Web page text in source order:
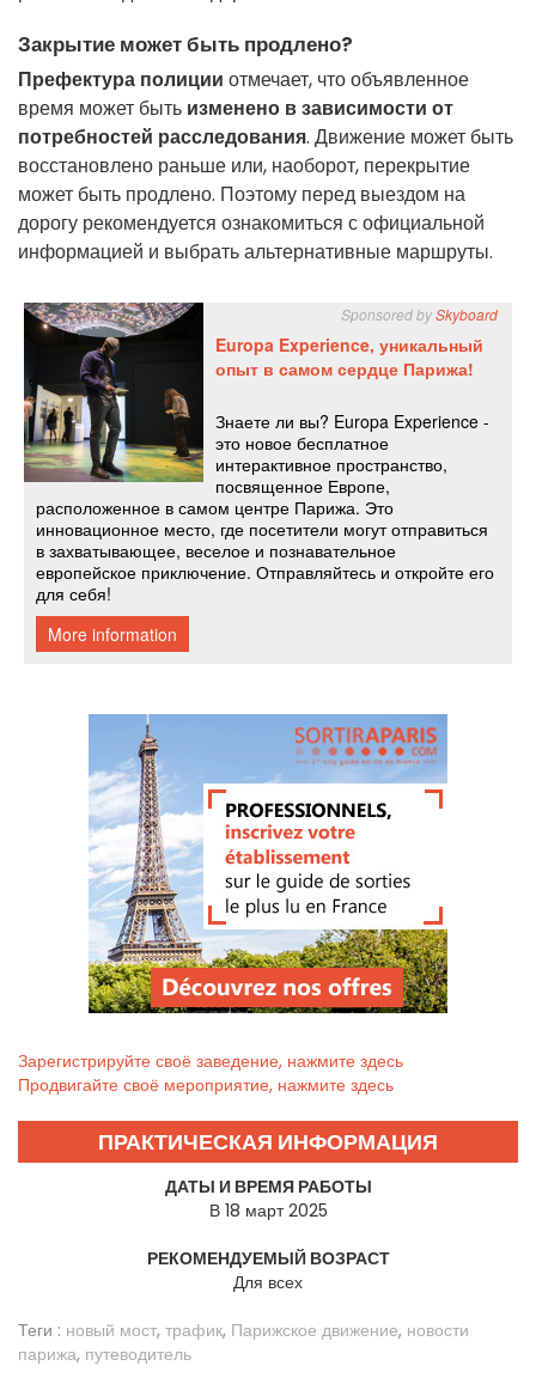
Закрытие может быть продлено?
Префектура полиции отмечает, что объявленное
время может быть изменено в зависимости от
потребностей расследования. Движение может быть
восстановлено раньше или, наоборот, перекрытие
может быть продлено. Поэтому перед выездом на
дорогу рекомендуется ознакомиться с официальной
информацией и выбрать альтернативные маршруты.
Зарегистрируйте своё заведение, нажмите здесь
Продвигайте своё мероприятие, нажмите здесь
ПРАКТИЧЕСКАЯ ИНФОРМАЦИЯ
ДАТЫ И ВРЕМЯ РАБОТЫ
В 18 март 2025
РЕКОМЕНДУЕМЫЙ ВОЗРАСТ
Для всех
Теги : новый мост, трафик, Парижское движение, новости
парижа, путеводитель